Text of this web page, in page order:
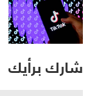
شارك برأيك